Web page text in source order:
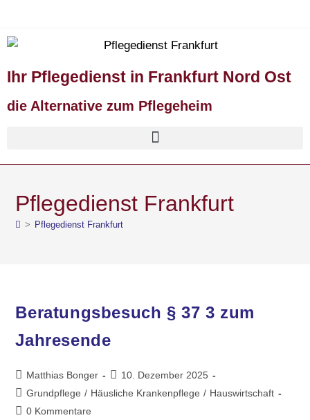
Ihr Pflegedienst in Frankfurt Nord Ost
die Alternative zum Pflegeheim
Pflegedienst Frankfurt
> Pflegedienst Frankfurt
Beratungsbesuch § 37 3 zum
Jahresende
Matthias Bonger
10. Dezember 2025
Grundpflege / Häusliche Krankenpflege / Hauswirtschaft
0 Kommentare